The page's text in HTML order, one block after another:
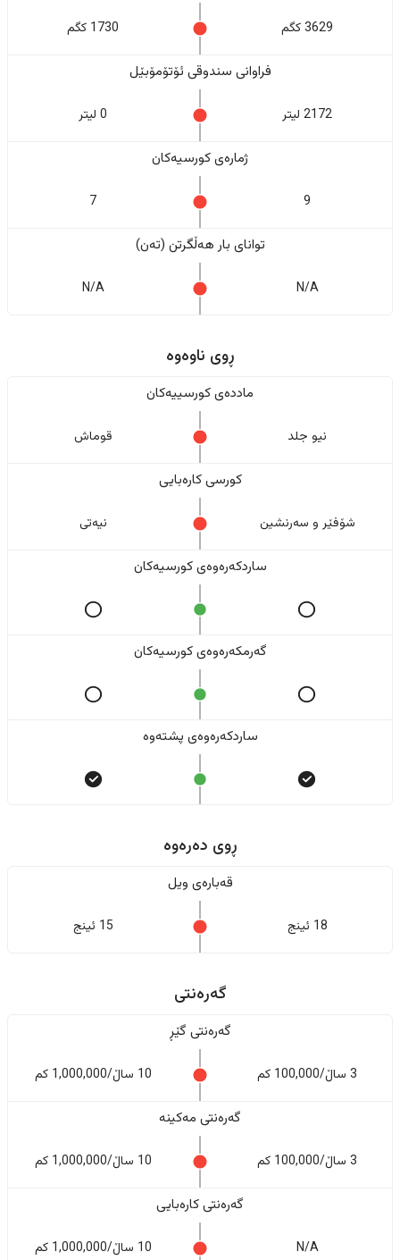
3629 کگم 1730 کگم
فراوانی سندوقی ئۆتۆمۆبێل
2172 لیتر 0 لیتر
ژمارەی کورسیەکان
9
7
تواناى بار هەڵگرتن (تەن)
N/A
N/A
ڕوی ناوەوە
ماددەی کورسییەکان
نیو جلد قوماش
کورسی کارەبایی
شۆفێر و سەرنشین نیەتی
ساردکەرەوەی کورسیەکان
گەرمکەرەوەی کورسیەکان
ساردکەرەوەی پشتەوە
ڕوی دەرەوە
قەبارەی ویل
18 ئینج 15 ئینج
گەرەنتی
گەرەنتی گێڕ
3 ساڵ/100,000 کم 10 ساڵ/1,000,000 کم
گەرەنتی مەکینە
3 ساڵ/100,000 کم 10 ساڵ/1,000,000 کم
گەرەنتی کارەبایی
N/A 10 ساڵ/1,000,000 کم